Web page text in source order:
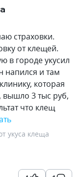
страховки.
от клещей.
в городе укусил
напился и там
которая
3 тыс руб,
что клещ
укуса клеща